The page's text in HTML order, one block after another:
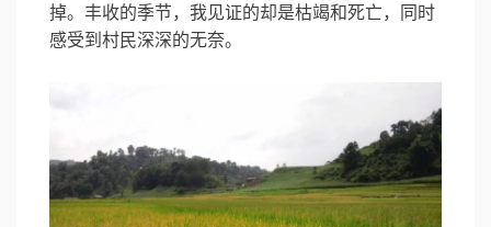
掉。丰收的季节，我见证的却是枯竭和死亡，同时
感受到村民深深的无奈。